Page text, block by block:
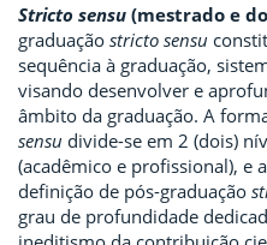
Stricto sensu (mestrado e
graduação stricto sensu
sequência à graduação,
visando desenvolver e
âmbito da graduação. A
sensu divide-se em 2 (dois)
(acadêmico e profissional), e
definição de pós-graduação
grau de profundidade